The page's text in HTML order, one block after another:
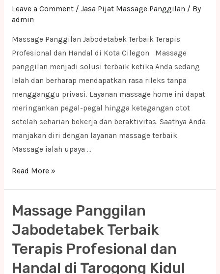
Indramayu
Leave a Comment / Jasa Pijat Massage Panggilan / By
admin
Massage Panggilan Jabodetabek Terbaik Terapis
Profesional dan Handal di Kota Cilegon Massage
panggilan menjadi solusi terbaik ketika Anda sedang
lelah dan berharap mendapatkan rasa rileks tanpa
mengganggu privasi. Layanan massage home ini dapat
meringankan pegal-pegal hingga ketegangan otot
setelah seharian bekerja dan beraktivitas. Saatnya Anda
manjakan diri dengan layanan massage terbaik.
Massage ialah upaya …
Massage
Terbaik
Terapis
dan
Handal
Read More »
Massage Panggilan
Jabodetabek Terbaik
Terapis Profesional dan
Handal di Tarogong Kidul